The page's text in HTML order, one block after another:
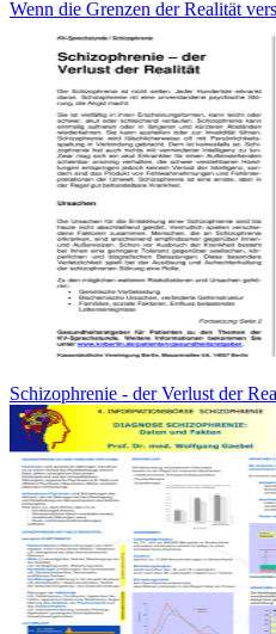
Wenn die Grenzen der Realität
Schizophrenie - der Verlust der